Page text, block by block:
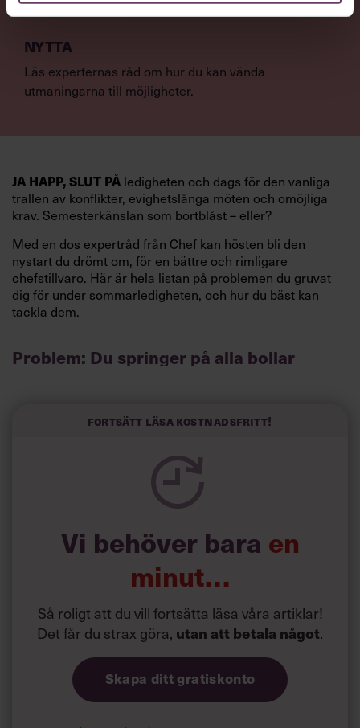
NYTTA
Läs experternas råd om hur du kan vända
utmaningarna till möjligheter.
JA HAPP, SLUT PÅ ledigheten och dags för den vanliga
trallen av konflikter, evighetslånga möten och omöjliga
krav. Semesterkänslan som bortblåst – eller?
Med en dos expertråd från Chef kan hösten bli den
nystart du drömt om, för en bättre och rimligare
chefstillvaro. Här är hela listan på problemen du gruvat
dig för under sommarledigheten, och hur du bäst kan
tackla dem.
Problem: Du springer på alla bollar
att du jobbar. Problemet är bara att den inställningen gör
inte lyckas koncentrera dig på någonting alls när du
springer på alla bollar och försöker sätta dig in i precis
Fortsätt läsa kostnadsfritt!
Vi behöver bara en
minut…
Så roligt att du vill fortsätta läsa våra artiklar!
Det får du strax göra, utan att betala något.
Skapa ditt gratiskonto